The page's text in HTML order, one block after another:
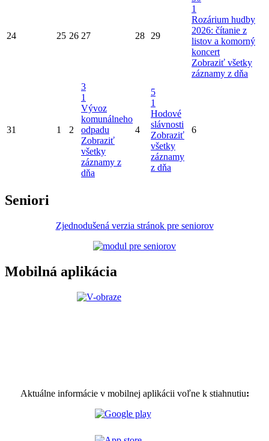
24 25 26 27 28 29
1
Rozárium hudby
2026: čítanie z
listov a komorný
koncert
Zobraziť všetky
záznamy z dňa
31 1 2
3
1
Vývoz
komunálneho
odpadu
Zobraziť
všetky
záznamy z
dňa
4
5
1
Hodové
slávnosti
Zobraziť
všetky
záznamy
z dňa
6
Seniori
Zjednodušená verzia stránok pre seniorov
Mobilná aplikácia
Aktuálne informácie v mobilnej aplikácii voľne k stiahnutiu: